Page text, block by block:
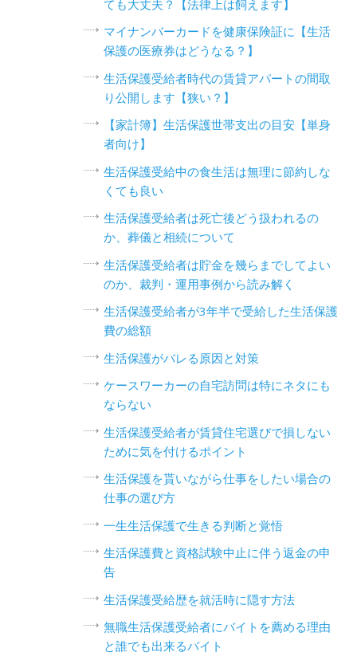
ても大丈夫？【法律上は飼えます】
マイナンバーカードを健康保険証に【生活
保護の医療券はどうなる？】
生活保護受給者時代の賃貸アパートの間取
り公開します【狭い？】
【家計簿】生活保護世帯支出の目安【単身
者向け】
生活保護受給中の食生活は無理に節約しな
くても良い
生活保護受給者は死亡後どう扱われるの
か、葬儀と相続について
生活保護受給者は貯金を幾らまでしてよい
のか、裁判・運用事例から読み解く
生活保護受給者が3年半で受給した生活保護
費の総額
生活保護がバレる原因と対策
ケースワーカーの自宅訪問は特にネタにも
ならない
生活保護受給者が賃貸住宅選びで損しない
ために気を付けるポイント
生活保護を貰いながら仕事をしたい場合の
仕事の選び方
一生生活保護で生きる判断と覚悟
生活保護費と資格試験中止に伴う返金の申
告
生活保護受給歴を就活時に隠す方法
無職生活保護受給者にバイトを薦める理由
と誰でも出来るバイト